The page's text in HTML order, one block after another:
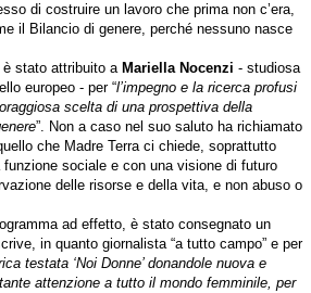
di costruire un lavoro che prima non c’era,
il Bilancio di genere, perché nessuno nasce
è stato attribuito a Mariella Nocenzi - studiosa
europeo - per “l’impegno e la ricerca profusi
scelta di una prospettiva della
”. Non a caso nel suo saluto ha richiamato
che Madre Terra ci chiede, soprattutto
sociale e con una visione di futuro
delle risorse e della vita, e non abuso o
ad effetto, è stato consegnato un
in quanto giornalista “a tutto campo” e per
testata ‘Noi Donne’ donandole nuova e
attenzione a tutto il mondo femminile, per